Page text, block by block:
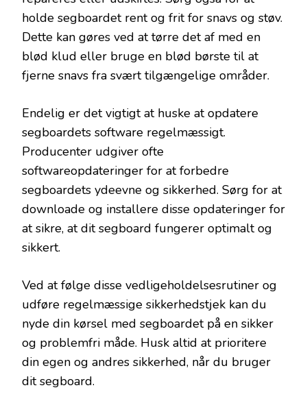
holde segboardet rent og frit for snavs og støv.
Dette kan gøres ved at tørre det af med en
blød klud eller bruge en blød børste til at
fjerne snavs fra svært tilgængelige områder.
Endelig er det vigtigt at huske at opdatere
segboardets software regelmæssigt.
Producenter udgiver ofte
softwareopdateringer for at forbedre
segboardets ydeevne og sikkerhed. Sørg for at
downloade og installere disse opdateringer for
at sikre, at dit segboard fungerer optimalt og
sikkert.
Ved at følge disse vedligeholdelsesrutiner og
udføre regelmæssige sikkerhedstjek kan du
nyde din kørsel med segboardet på en sikker
og problemfri måde. Husk altid at prioritere
din egen og andres sikkerhed, når du bruger
dit segboard.